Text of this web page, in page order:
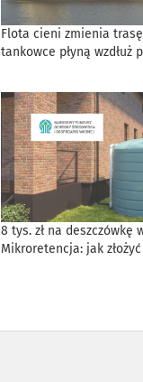
Flota cieni zmienia
tankowce płyną wzdłuż
8 tys. zł na deszczówkę
Mikroretencja: jak